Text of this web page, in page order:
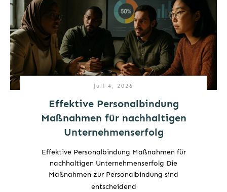
Juli 4, 2026
Effektive Personalbindung
Maßnahmen für nachhaltigen
Unternehmenserfolg
Effektive Personalbindung Maßnahmen für
nachhaltigen Unternehmenserfolg Die
Maßnahmen zur Personalbindung sind
entscheidend